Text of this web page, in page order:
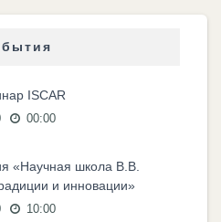
ISCAR
00:00
«Научная школа В.В.
и инновации»
10:00